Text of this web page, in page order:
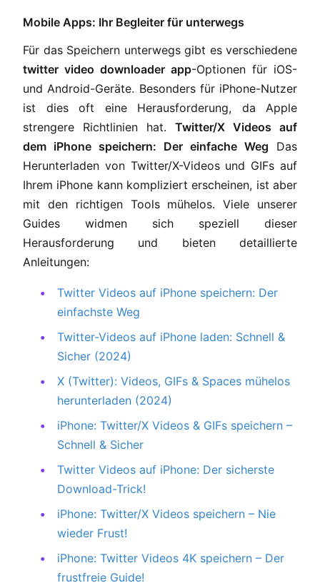
Mobile Apps: Ihr Begleiter für unterwegs
Für das Speichern unterwegs gibt es verschiedene
twitter video downloader app-Optionen für iOS-
und Android-Geräte. Besonders für iPhone-Nutzer
ist dies oft eine Herausforderung, da Apple
strengere Richtlinien hat. Twitter/X Videos auf
dem iPhone speichern: Der einfache Weg Das
Herunterladen von Twitter/X-Videos und GIFs auf
Ihrem iPhone kann kompliziert erscheinen, ist aber
mit den richtigen Tools mühelos. Viele unserer
Guides widmen sich speziell dieser
Herausforderung und bieten detaillierte
Anleitungen:
Twitter Videos auf iPhone speichern: Der
einfachste Weg
Twitter-Videos auf iPhone laden: Schnell &
Sicher (2024)
X (Twitter): Videos, GIFs & Spaces mühelos
herunterladen (2024)
iPhone: Twitter/X Videos & GIFs speichern –
Schnell & Sicher
Twitter Videos auf iPhone: Der sicherste
Download-Trick!
iPhone: Twitter/X Videos speichern – Nie
wieder Frust!
iPhone: Twitter Videos 4K speichern – Der
frustfreie Guide!